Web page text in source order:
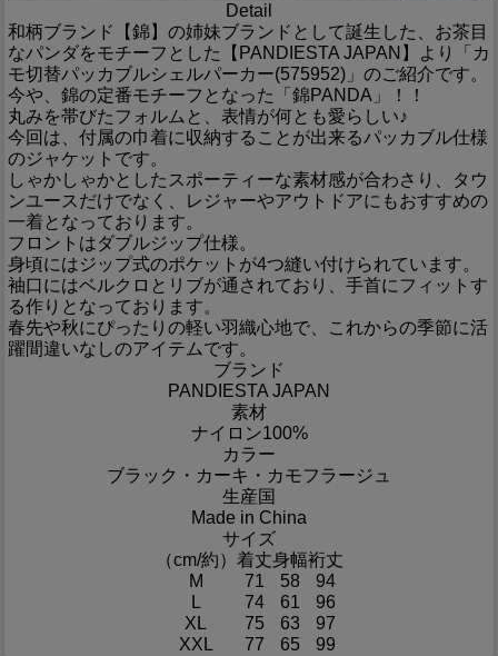
Detail
和柄ブランド【錦】の姉妹ブランドとして誕生した、お茶目
なパンダをモチーフとした【PANDIESTA JAPAN】より「カ
モ切替パッカブルシェルパーカー(575952)」のご紹介です。
今や、錦の定番モチーフとなった「錦PANDA」！！
丸みを帯びたフォルムと、表情が何とも愛らしい♪
今回は、付属の巾着に収納することが出来るパッカブル仕様
のジャケットです。
しゃかしゃかとしたスポーティーな素材感が合わさり、タウ
ンユースだけでなく、レジャーやアウトドアにもおすすめの
一着となっております。
フロントはダブルジップ仕様。
身頃にはジップ式のポケットが4つ縫い付けられています。
袖口にはベルクロとリブが通されており、手首にフィットす
る作りとなっております。
春先や秋にぴったりの軽い羽織心地で、これからの季節に活
躍間違いなしのアイテムです。
ブランド
PANDIESTA JAPAN
素材
ナイロン100%
カラー
ブラック・カーキ・カモフラージュ
生産国
Made in China
サイズ
（cm/約） 着丈身幅裄丈
M
71 58
94
L
74 61
96
XL
75 63
97
XXL
77 65 99